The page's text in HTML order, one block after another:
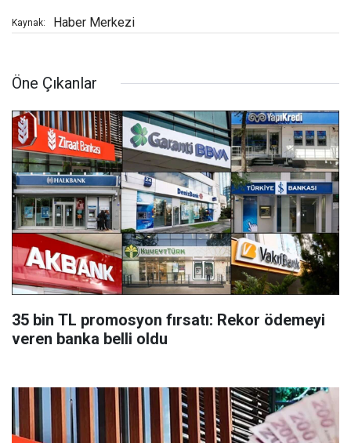
Kaynak: Haber Merkezi
Öne Çıkanlar
35 bin TL promosyon fırsatı: Rekor ödemeyi
veren banka belli oldu